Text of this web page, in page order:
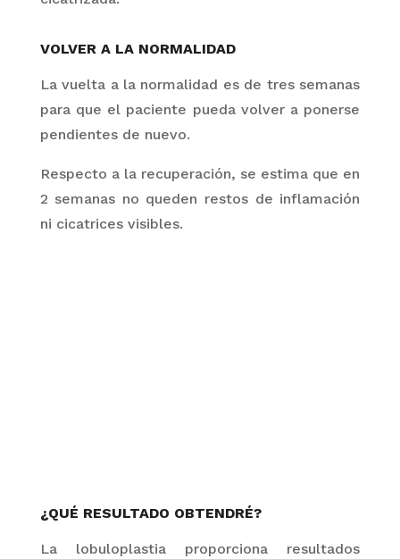
VOLVER A LA NORMALIDAD
La vuelta a la normalidad es de tres semanas
para que el paciente pueda volver a ponerse
pendientes de nuevo.
Respecto a la recuperación, se estima que en
2 semanas no queden restos de inflamación
ni cicatrices visibles.
¿QUÉ RESULTADO OBTENDRÉ?
La lobuloplastia proporciona resultados